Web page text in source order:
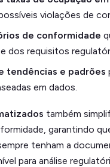
violações de
de conformidade
dos requisitos
tendências e padrões
em dados.
também
garantindo
tenham a
para análise